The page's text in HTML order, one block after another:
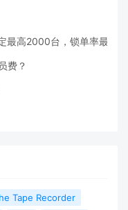
最高2000台，锁单率最高
费？
Tape Recorder